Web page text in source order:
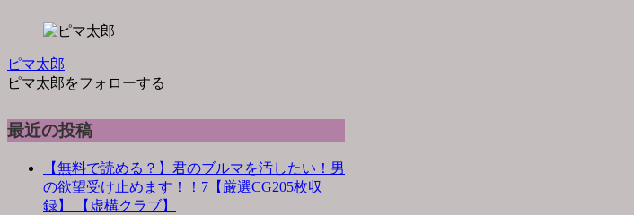
ピマ太郎
ピマ太郎をフォローする
最近の投稿
【無料で読める？】君のブルマを汚したい！男
の欲望受け止めます！！7【厳選CG205枚収
録】 【虚構クラブ】